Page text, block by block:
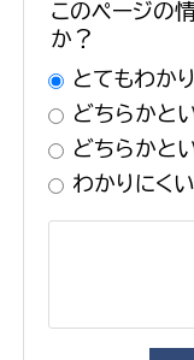
このページの
か？
とてもわか
どちらかと
どちらかと
わかりにくい